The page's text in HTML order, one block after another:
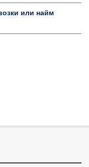
или найм